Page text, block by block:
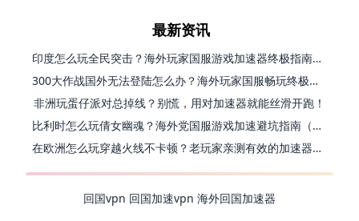
最新资讯
印度怎么玩全民突击？海外玩家国服游戏加速器终极指南（附原神延迟优化+精灵之境加速器选择）
300大作战国外无法登陆怎么办？海外玩家国服畅玩终极指南（附实测推荐）
非洲玩蛋仔派对总掉线？别慌，用对加速器就能丝滑开跑！
比利时怎么玩倩女幽魂？海外党国服游戏加速避坑指南（附实测推荐）
在欧洲怎么玩穿越火线不卡顿？老玩家亲测有效的加速器选择指南
回国vpn 回国加速vpn 海外回国加速器